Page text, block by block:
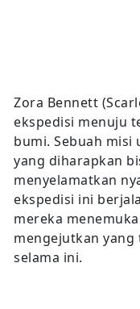
Zora Bennett
ekspedisi menuju
bumi. Sebuah misi
yang diharapkan
menyelamatkan
ekspedisi ini
mereka
mengejutkan
selama ini.